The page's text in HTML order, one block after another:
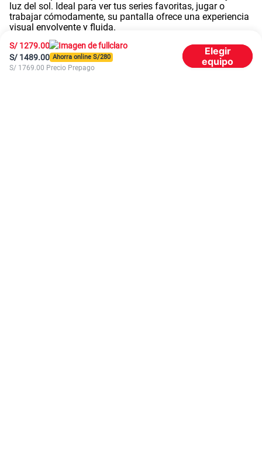
luz del sol. Ideal para ver tus series favoritas, jugar o
trabajar cómodamente, su pantalla ofrece una experiencia
visual envolvente y fluida.
También incluye desbloqueo facial y lector de huella, para
acceder a tu dispositivo de manera segura y práctica.
Batería de 6000 mAh con carga rápida de 45W
S/ 1279.00
S/ 1489.00 Ahorra online S/280
S/ 1769.00 Precio Prepago
Elegir
equipo